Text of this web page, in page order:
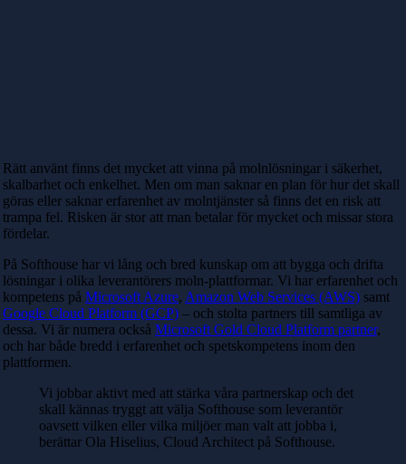
Rätt använt finns det mycket att vinna på molnlösningar i säkerhet,
skalbarhet och enkelhet. Men om man saknar en plan för hur det skall
göras eller saknar erfarenhet av molntjänster så finns det en risk att
trampa fel. Risken är stor att man betalar för mycket och missar stora
fördelar.
På Softhouse har vi lång och bred kunskap om att bygga och drifta
lösningar i olika leverantörers moln-plattformar. Vi har erfarenhet och
kompetens på Microsoft Azure, Amazon Web Services (AWS) samt
Google Cloud Platform (GCP) – och stolta partners till samtliga av
dessa. Vi är numera också Microsoft Gold Cloud Platform partner,
och har både bredd i erfarenhet och spetskompetens inom den
plattformen.
Vi jobbar aktivt med att stärka våra partnerskap och det
skall kännas tryggt att välja Softhouse som leverantör
oavsett vilken eller vilka miljöer man valt att jobba i,
berättar Ola Hiselius, Cloud Architect på Softhouse.